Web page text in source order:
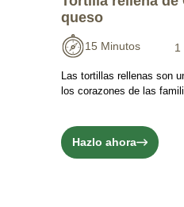
queso
15 Minutos 1
Las tortillas rellenas son
los corazones de las
Hazlo ahora